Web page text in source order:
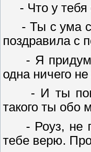
- Что у тебя
- Ты с ума
поздравила с
- Я
одна ничего
- И ты
такого ты обо
- Роуз, не
тебе верю.